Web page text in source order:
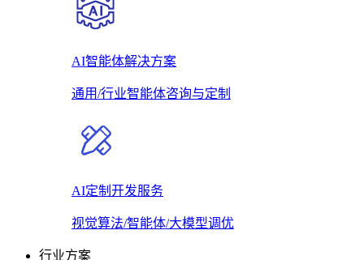
AI智能体解决方案
通用/行业智能体咨询与定制
AI定制开发服务
视觉算法/智能体/大模型调优
行业方案